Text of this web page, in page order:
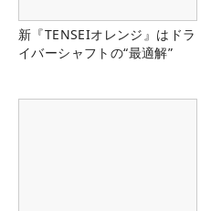
新『TENSEIオレンジ』はドラ
イバーシャフトの“最適解”